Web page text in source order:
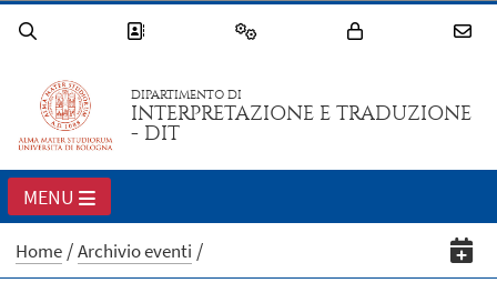
DIPARTIMENTO DI
INTERPRETAZIONE E TRADUZIONE
- DIT
MENU
Home Archivio eventi